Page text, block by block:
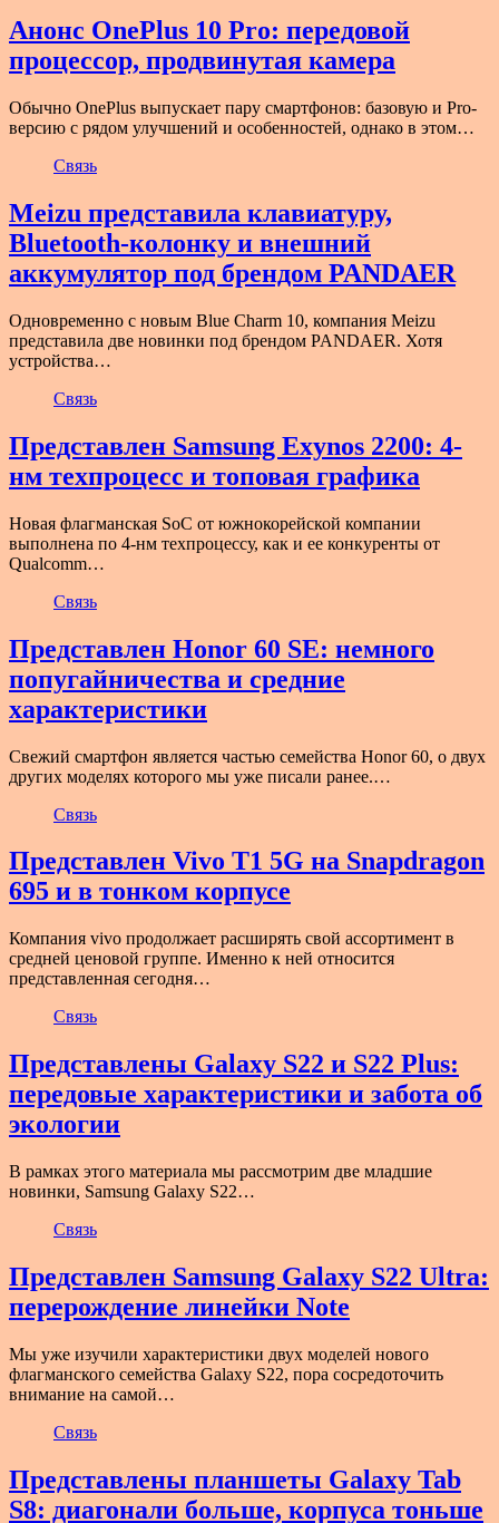
Анонс OnePlus 10 Pro: передовой
процессор, продвинутая камера
Обычно OnePlus выпускает пару смартфонов: базовую и Pro-
версию с рядом улучшений и особенностей, однако в этом…
Связь
Meizu представила клавиатуру,
Bluetooth-колонку и внешний
аккумулятор под брендом PANDAER
Одновременно с новым Blue Charm 10, компания Meizu
представила две новинки под брендом PANDAER. Хотя
устройства…
Связь
Представлен Samsung Exynos 2200: 4-
нм техпроцесс и топовая графика
Новая флагманская SoC от южнокорейской компании
выполнена по 4-нм техпроцессу, как и ее конкуренты от
Qualcomm…
Связь
Представлен Honor 60 SE: немного
попугайничества и средние
характеристики
Свежий смартфон является частью семейства Honor 60, о двух
других моделях которого мы уже писали ранее.…
Связь
Представлен Vivo T1 5G на Snapdragon
695 и в тонком корпусе
Компания vivo продолжает расширять свой ассортимент в
средней ценовой группе. Именно к ней относится
представленная сегодня…
Связь
Представлены Galaxy S22 и S22 Plus:
передовые характеристики и забота об
экологии
В рамках этого материала мы рассмотрим две младшие
новинки, Samsung Galaxy S22…
Связь
Представлен Samsung Galaxy S22 Ultra:
перерождение линейки Note
Мы уже изучили характеристики двух моделей нового
флагманского семейства Galaxy S22, пора сосредоточить
внимание на самой…
Связь
Представлены планшеты Galaxy Tab
S8: диагонали больше, корпуса тоньше